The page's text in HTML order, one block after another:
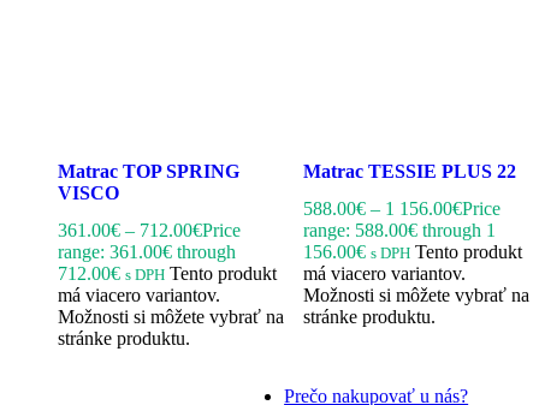
Matrac TOP SPRING
VISCO
361.00€ – 712.00€Price
range: 361.00€ through
712.00€ s DPH Tento produkt
má viacero variantov.
Možnosti si môžete vybrať na
stránke produktu.
Matrac TESSIE PLUS 22
588.00€ – 1 156.00€Price
range: 588.00€ through 1
156.00€ s DPH Tento produkt
má viacero variantov.
Možnosti si môžete vybrať na
stránke produktu.
Prečo nakupovať u nás?